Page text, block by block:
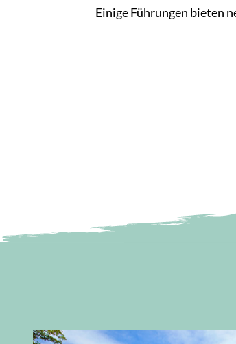
Einige Führungen bieten